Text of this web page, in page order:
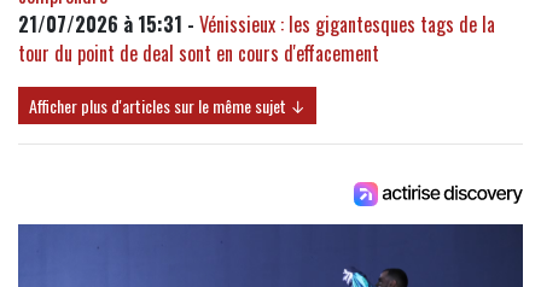
21/07/2026 à 15:31 - Vénissieux : les gigantesques tags de la
tour du point de deal sont en cours d'effacement
Afficher plus d'articles sur le même sujet ↓